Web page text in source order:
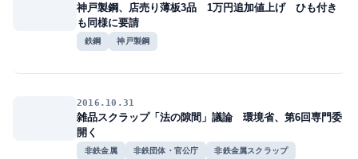
神戸製鋼、店売り薄板3品 1万円追加値上げ ひも付き
も同様に要請
鉄鋼 神戸製鋼
2016.10.31
雑品スクラップ「法の隙間」議論 環境省、第6回専門委
開く
非鉄金属 非鉄団体・官公庁 非鉄金属スクラップ